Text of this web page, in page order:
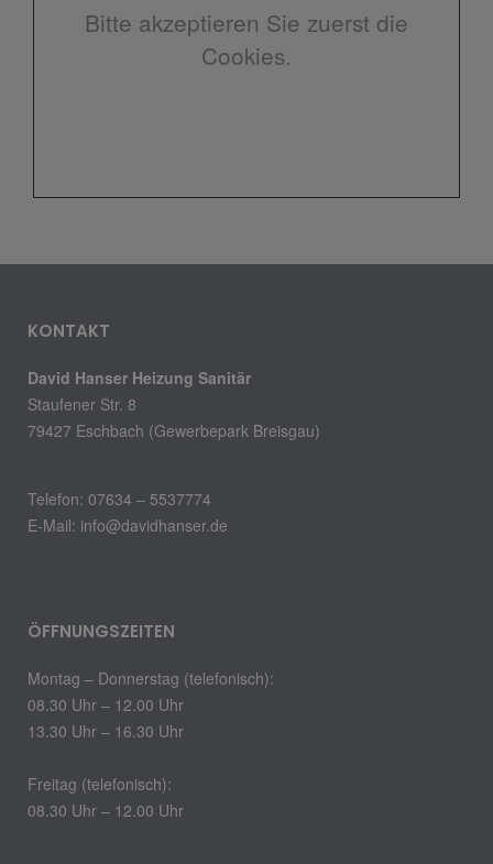
Bitte akzeptieren Sie zuerst die
Cookies.
KONTAKT
David Hanser Heizung Sanitär
Staufener Str. 8
79427 Eschbach (Gewerbepark Breisgau)
Telefon: 07634 – 5537774
E-Mail: info@davidhanser.de
ÖFFNUNGSZEITEN
Montag – Donnerstag (telefonisch):
08.30 Uhr – 12.00 Uhr
13.30 Uhr – 16.30 Uhr
Freitag (telefonisch):
08.30 Uhr – 12.00 Uhr